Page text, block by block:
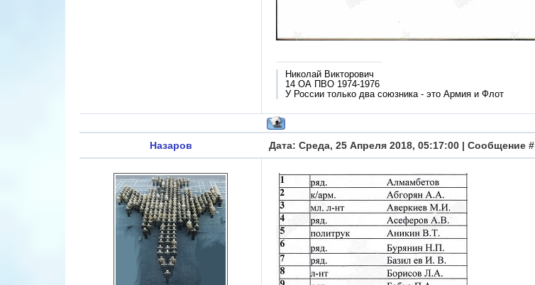
Николай Викторович
14 ОА ПВО 1974-1976
У России только два союзника - это Армия и Флот
Назаров Дата: Среда, 25 Апреля 2018, 05:17:00 | Сообщение #